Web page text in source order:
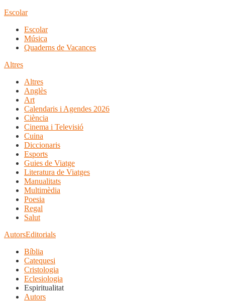
Escolar
Escolar
Música
Quaderns de Vacances
Altres
Altres
Anglès
Art
Calendaris i Agendes 2026
Ciència
Cinema i Televisió
Cuina
Diccionaris
Esports
Guies de Viatge
Literatura de Viatges
Manualitats
Multimèdia
Poesia
Regal
Salut
AutorsEditorials
Bíblia
Catequesi
Cristologia
Eclesiologia
Espiritualitat
Autors